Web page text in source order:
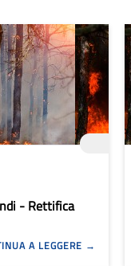
- Rettifica
A LEGGERE